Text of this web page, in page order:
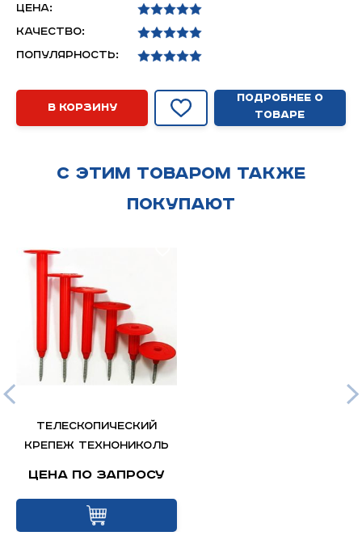
Цена:
Качество:
Популярность:
В корзину
Подробнее о
товаре
С этим товаром также
покупают
ТЕЛЕСКОПИЧЕСКИЙ
КРЕПЕЖ ТЕХНОНИКОЛЬ
Цена по запросу